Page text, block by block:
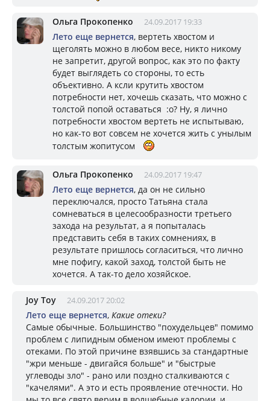
Ольга Прокопенко 24.09.2017 19:33
Лето еще вернется, вертеть хвостом и
щеголять можно в любом весе, никто никому
не запретит, другой вопрос, как это по факту
будет выглядеть со стороны, то есть
объективно. А ксли крутить хвостом
потребности нет, хочешь сказать, что можно с
толстой попой оставаться :o? Ну, я лично
потребности хвостом вертеть не испытываю,
но как-то вот совсем не хочется жить с унылым
толстым жопитусом
Ольга Прокопенко 24.09.2017 19:47
Лето еще вернется, да он не сильно
переключался, просто Татьяна стала
сомневаться в целесообразности третьего
захода на результат, а я попыталась
представить себя в таких сомнениях, в
результате пришлось согласиться, что лично
мне пофигу, какой заход, толстой быть не
хочется. А так-то дело хозяйское.
Joy Toy 24.09.2017 20:02
Лето еще вернется, Какие отеки?
Самые обычные. Большинство "похудельцев" помимо
проблем с липидным обменом имеют проблемы с
отеками. По этой причине взявшись за стандартные
"жри меньше - двигайся больше" и "быстрые
углеводы зло" - рано или поздно сталкиваются с
"качелями". А это и есть проявление отечности. Но